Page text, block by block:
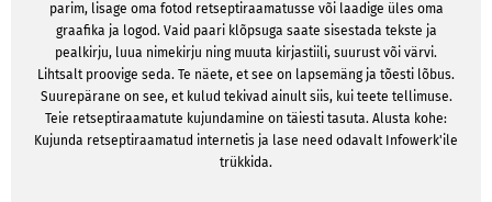
parim, lisage oma fotod retseptiraamatusse või laadige üles oma
graafika ja logod. Vaid paari klõpsuga saate sisestada tekste ja
pealkirju, luua nimekirju ning muuta kirjastiili, suurust või värvi.
Lihtsalt proovige seda. Te näete, et see on lapsemäng ja tõesti lõbus.
Suurepärane on see, et kulud tekivad ainult siis, kui teete tellimuse.
Teie retseptiraamatute kujundamine on täiesti tasuta. Alusta kohe:
Kujunda retseptiraamatud internetis ja lase need odavalt Infowerk'ile
trükkida.